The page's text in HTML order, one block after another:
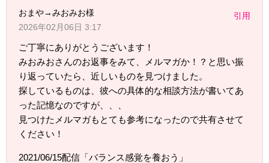
おまや→みおみお様
2026年02月06日 3:17
引用
ご丁寧にありがとうございます！
みおみおさんのお返事をみて、メルマガか！？と思い振
り返っていたら、近しいものを見つけました。
探しているものは、彼への具体的な相談方法が書いてあ
った記憶なのですが、、、
見つけたメルマガもとても参考になったので共有させて
ください！
2021/06/15配信「バランス感覚を養おう」